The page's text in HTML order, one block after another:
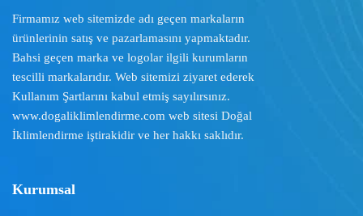
Firmamız web sitemizde adı geçen markaların
ürünlerinin satış ve pazarlamasını yapmaktadır.
Bahsi geçen marka ve logolar ilgili kurumların
tescilli markalarıdır. Web sitemizi ziyaret ederek
Kullanım Şartlarını kabul etmiş sayılırsınız.
www.dogaliklimlendirme.com web sitesi Doğal
İklimlendirme iştirakidir ve her hakkı saklıdır.
Kurumsal